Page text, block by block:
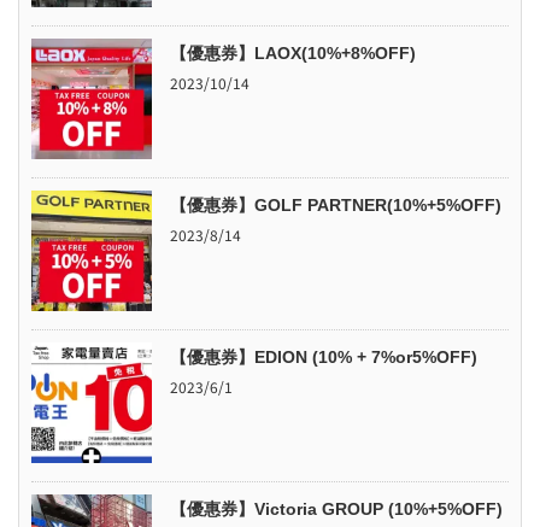
【優惠券】LAOX(10%+8%OFF)
2023/10/14
【優惠券】GOLF PARTNER(10%+5%OFF)
2023/8/14
【優惠券】EDION (10% + 7%or5%OFF)
2023/6/1
【優惠券】Victoria GROUP (10%+5%OFF)